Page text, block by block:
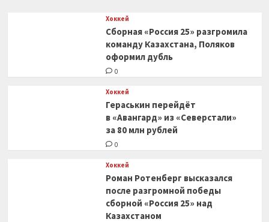
Хоккей
Сборная «Россия 25» разгромила
команду Казахстана, Поляков
оформил дубль
0
Хоккей
Гераськин перейдёт
в «Авангард» из «Северстали»
за 80 млн рублей
0
Хоккей
Роман Ротенберг высказался
после разгромной победы
сборной «Россия 25» над
Казахстаном